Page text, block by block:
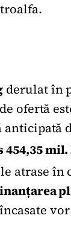
derulat în
ofertă
454,35
atrase